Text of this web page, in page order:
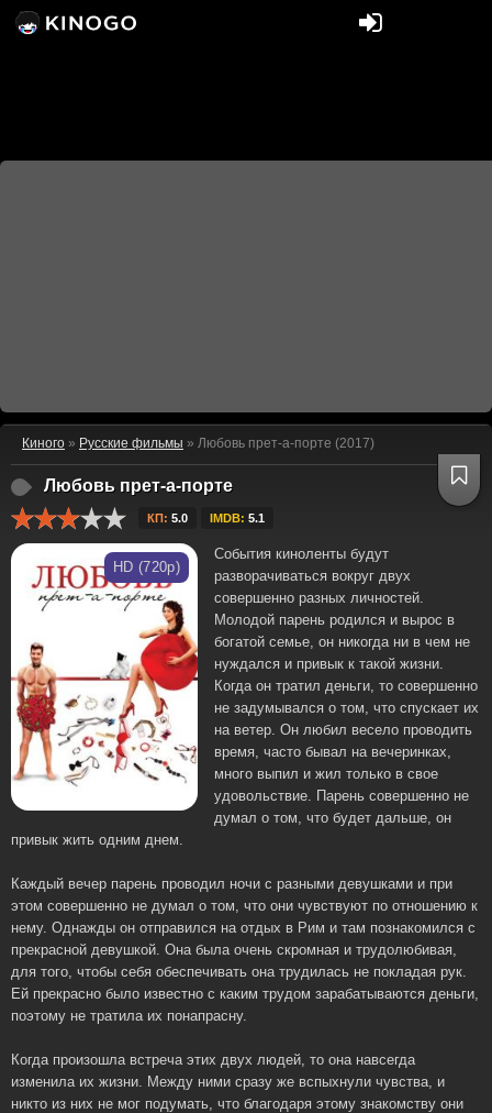
Киного » Русские фильмы » Любовь прет-а-порте (2017)
Любовь прет-а-порте
КП: 5.0 IMDB: 5.1
HD (720p)
События киноленты будут
разворачиваться вокруг двух
совершенно разных личностей.
Молодой парень родился и вырос в
богатой семье, он никогда ни в чем не
нуждался и привык к такой жизни.
Когда он тратил деньги, то совершенно
не задумывался о том, что спускает их
на ветер. Он любил весело проводить
время, часто бывал на вечеринках,
много выпил и жил только в свое
удовольствие. Парень совершенно не
думал о том, что будет дальше, он
привык жить одним днем.
Каждый вечер парень проводил ночи с разными девушками и при
этом совершенно не думал о том, что они чувствуют по отношению к
нему. Однажды он отправился на отдых в Рим и там познакомился с
прекрасной девушкой. Она была очень скромная и трудолюбивая,
для того, чтобы себя обеспечивать она трудилась не покладая рук.
Ей прекрасно было известно с каким трудом зарабатываются деньги,
поэтому не тратила их понапрасну.
Когда произошла встреча этих двух людей, то она навсегда
изменила их жизни. Между ними сразу же вспыхнули чувства, и
никто из них не мог подумать, что благодаря этому знакомству они